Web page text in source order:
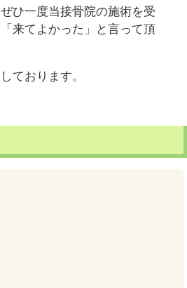
ひ一度当接骨院の施術を受
来てよかった」と言って頂
ております。